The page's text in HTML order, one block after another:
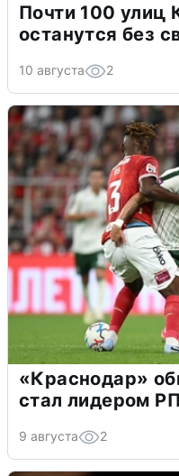
Почти 100 улиц
останутся без
10 августа 2
«Краснодар»
стал лидером
9 августа 2